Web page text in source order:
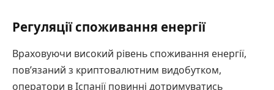
Регуляції споживання енергії
Враховуючи високий рівень споживання енергії,
пов’язаний з криптовалютним видобутком,
оператори в Іспанії повинні дотримуватись